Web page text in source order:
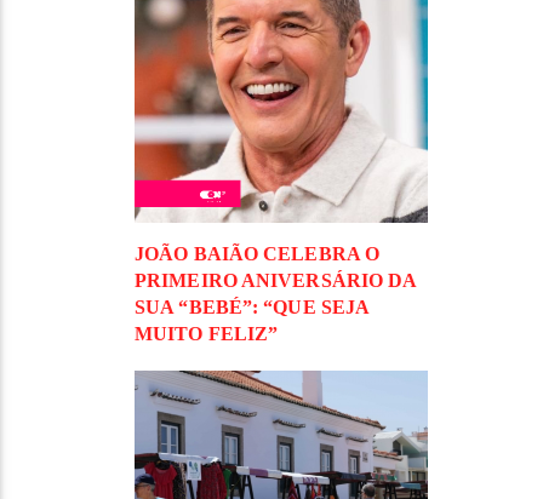
JOÃO BAIÃO CELEBRA O
PRIMEIRO ANIVERSÁRIO DA
SUA “BEBÉ”: “QUE SEJA
MUITO FELIZ”